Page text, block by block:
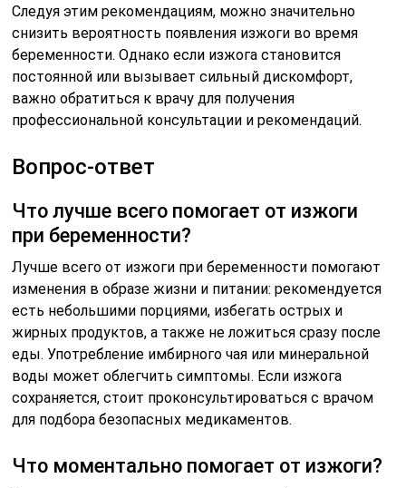
Следуя этим рекомендациям, можно значительно
снизить вероятность появления изжоги во время
беременности. Однако если изжога становится
постоянной или вызывает сильный дискомфорт,
важно обратиться к врачу для получения
профессиональной консультации и рекомендаций.
Вопрос-ответ
Что лучше всего помогает от изжоги
при беременности?
Лучше всего от изжоги при беременности помогают
изменения в образе жизни и питании: рекомендуется
есть небольшими порциями, избегать острых и
жирных продуктов, а также не ложиться сразу после
еды. Употребление имбирного чая или минеральной
воды может облегчить симптомы. Если изжога
сохраняется, стоит проконсультироваться с врачом
для подбора безопасных медикаментов.
Что моментально помогает от изжоги?